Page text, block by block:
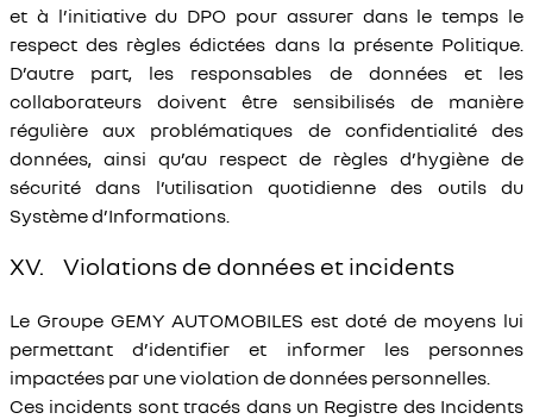
et à l’initiative du DPO pour assurer dans le temps le
respect des règles édictées dans la présente Politique.
D’autre part, les responsables de données et les
collaborateurs doivent être sensibilisés de manière
régulière aux problématiques de confidentialité des
données, ainsi qu’au respect de règles d’hygiène de
sécurité dans l’utilisation quotidienne des outils du
Système d’Informations.
XV. Violations de données et incidents
Le Groupe GEMY AUTOMOBILES est doté de moyens lui
permettant d’identifier et informer les personnes
impactées par une violation de données personnelles.
Ces incidents sont tracés dans un Registre des Incidents